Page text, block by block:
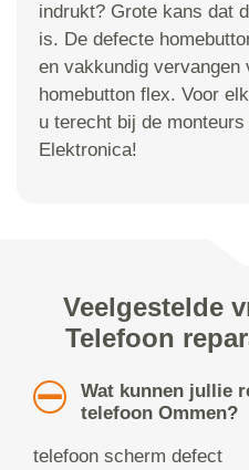
indrukt? Grote kans dat
is. De defecte
en vakkundig vervangen
homebutton flex. Voor
u terecht bij de monteurs
Elektronica!
Veelgestelde
Telefoon
Wat kunnen jullie
telefoon Ommen?
telefoon scherm defect